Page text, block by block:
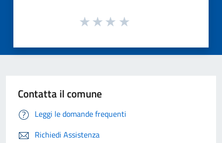
Contatta il comune
Leggi le domande frequenti
Richiedi Assistenza